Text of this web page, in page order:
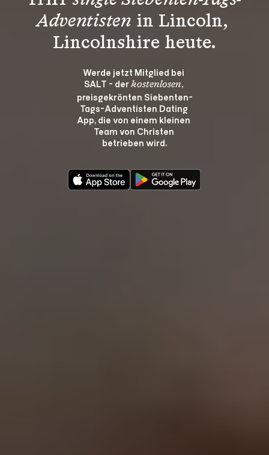
Adventisten in Lincoln,
Lincolnshire heute.
Werde jetzt Mitglied bei
SALT - der kostenlosen,
preisgekrönten Siebenten-
Tags-Adventisten Dating
App, die von einem kleinen
Team von Christen
betrieben wird.